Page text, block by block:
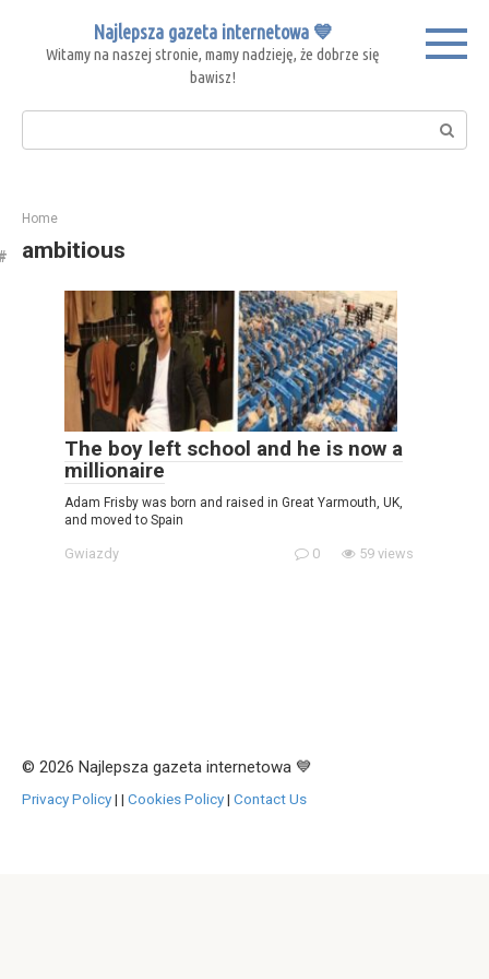
content
Najlepsza gazeta internetowa 💙
Witamy na naszej stronie, mamy nadzieję, że dobrze się
bawisz!
Search:
Home
ambitious
The boy left school and he is now a
millionaire
Adam Frisby was born and raised in Great Yarmouth, UK,
and moved to Spain
Gwiazdy 0 59 views
© 2026 Najlepsza gazeta internetowa 💙
Privacy Policy| | Cookies Policy| Contact Us